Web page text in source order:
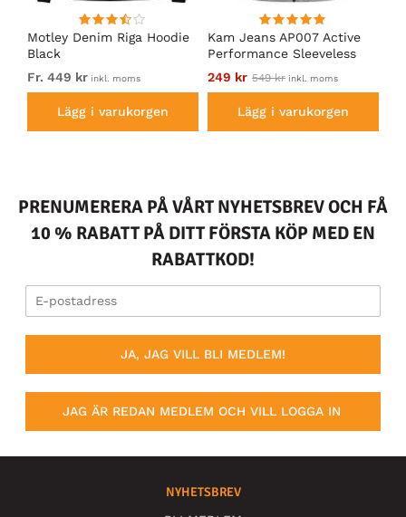
Motley Denim Riga Hoodie
Black
Fr. 449 kr inkl. moms
Lägg i varukorgen
Kam Jeans AP007 Active
Performance Sleeveless
Hoodie Grey
249 kr 549 kr inkl. moms
Lägg i varukorgen
PRENUMERERA PÅ VÅRT NYHETSBREV OCH FÅ
10 % RABATT PÅ DITT FÖRSTA KÖP MED EN
RABATTKOD!
JA, JAG VILL BLI MEDLEM!
JAG ÄR REDAN MEDLEM OCH VILL LOGGA IN
NYHETSBREV